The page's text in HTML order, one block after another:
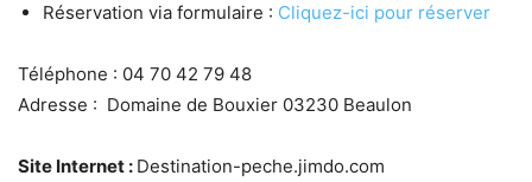
Réservation via formulaire : Cliquez-ici pour réserver
Téléphone : 04 70 42 79 48
Adresse : Domaine de Bouxier 03230 Beaulon
Site Internet : Destination-peche.jimdo.com